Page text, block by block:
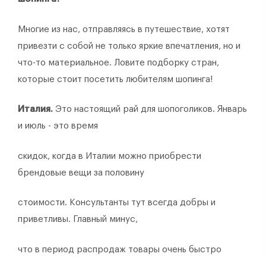
Многие из нас, отправляясь в путешествие, хотят
привезти с собой не только яркие впечатления, но и
что-то материальное. Ловите подборку стран,
которые стоит посетить любителям шопинга!
Италия. Это настоящий рай для шопоголиков. Январь
и июль - это время
скидок, когда в Италии можно приобрести
брендовые вещи за половину
стоимости. Консультанты тут всегда добры и
приветливы. Главный минус,
что в период распродаж товары очень быстро